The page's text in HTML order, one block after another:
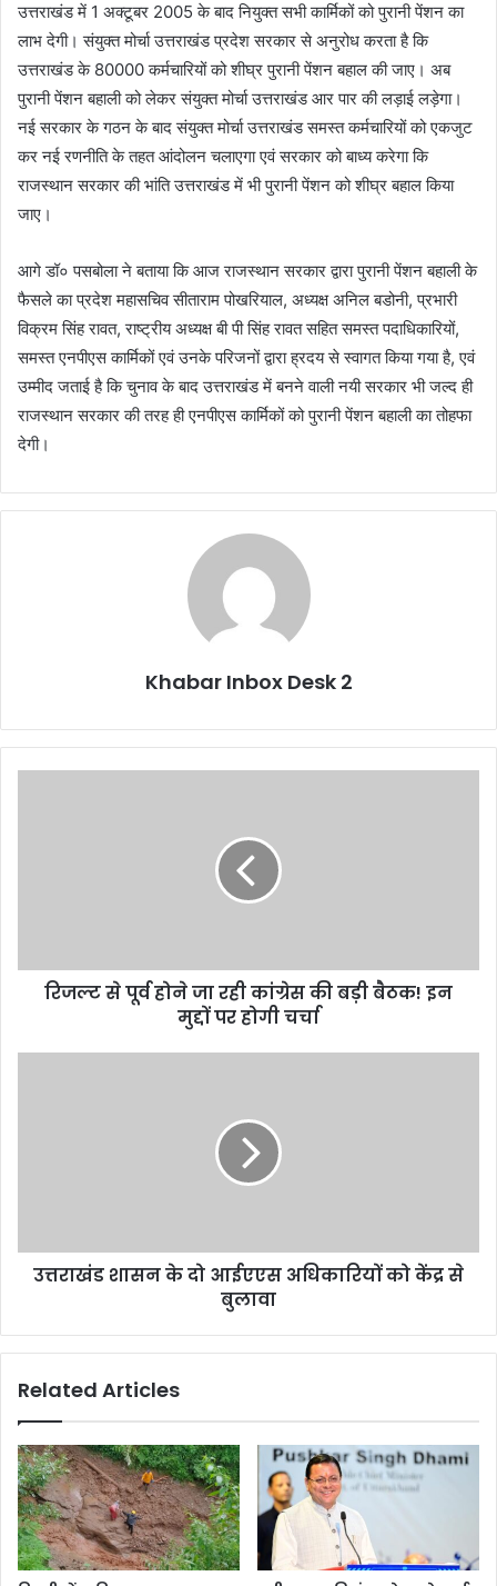
उत्तराखंड में 1 अक्टूबर 2005 के बाद नियुक्त सभी कार्मिकों को पुरानी पेंशन का
लाभ देगी। संयुक्त मोर्चा उत्तराखंड प्रदेश सरकार से अनुरोध करता है कि
उत्तराखंड के 80000 कर्मचारियों को शीघ्र पुरानी पेंशन बहाल की जाए। अब
पुरानी पेंशन बहाली को लेकर संयुक्त मोर्चा उत्तराखंड आर पार की लड़ाई लड़ेगा।
नई सरकार के गठन के बाद संयुक्त मोर्चा उत्तराखंड समस्त कर्मचारियों को एकजुट
कर नई रणनीति के तहत आंदोलन चलाएगा एवं सरकार को बाध्य करेगा कि
राजस्थान सरकार की भांति उत्तराखंड में भी पुरानी पेंशन को शीघ्र बहाल किया
जाए।
आगे डॉ० पसबोला ने बताया कि आज राजस्थान सरकार द्वारा पुरानी पेंशन बहाली के
फैसले का प्रदेश महासचिव सीताराम पोखरियाल, अध्यक्ष अनिल बडोनी, प्रभारी
विक्रम सिंह रावत, राष्ट्रीय अध्यक्ष बी पी सिंह रावत सहित समस्त पदाधिकारियों,
समस्त एनपीएस कार्मिकों एवं उनके परिजनों द्वारा ह्रदय से स्वागत किया गया है, एव‌ं
उम्मीद जताई है कि चुनाव के बाद उत्तराखंड में बनने वाली नयी सरकार भी जल्द ही
राजस्थान सरकार की तरह ही एनपीएस कार्मिकों को पुरानी पेंशन बहाली का तोहफा
देगी।
Khabar Inbox Desk 2
बड़ी
बैठक!रिजल्ट से पूर्व होने जा रही कांग्रेस की बड़ी बैठक! इन
मुद्दों पर होगी चर्चा
से
बुलावा
उत्तराखंड शासन के दो आईएएस अधिकारियों को केंद्र से
बुलावा
Related Articles